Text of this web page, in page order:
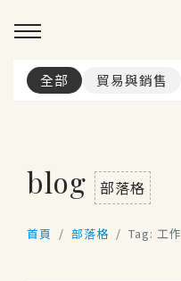
全部 貿易與銷售
blog 部落格
首頁 部落格 Tag: 工作